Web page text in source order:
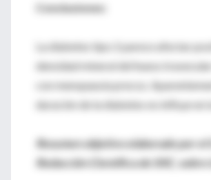
Conclusiones:
La diabetes tipo 2 parece afectar
densidad mineral del hueso
con menopausia precoz.
duración de la diabetes no influye en
Resumen objetivo elaborado por el
Redacción Científica de SIIC, sobre